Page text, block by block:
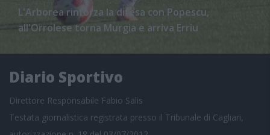
L'Arborea rinforza la difesa con Popescu,
all'Orrolese torna Murgia e arriva Erriu
Diario Sportivo
Direttore Responsabile Fabio Salis
Testata giornalistica registrata presso il Tribunale di Cagliari,